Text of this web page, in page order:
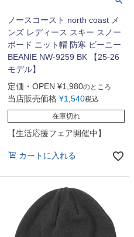
ノースコースト north coast メ
ンズ レディース スキー スノー
ボード ニット帽 防寒 ビーニー
BEANIE NW-9259 BK 【25-26
モデル】
定価・OPEN ¥1,980のところ
当店販売価格 ¥1,540税込
在庫切れ
【生活応援フェア開催中】
カートに入れる